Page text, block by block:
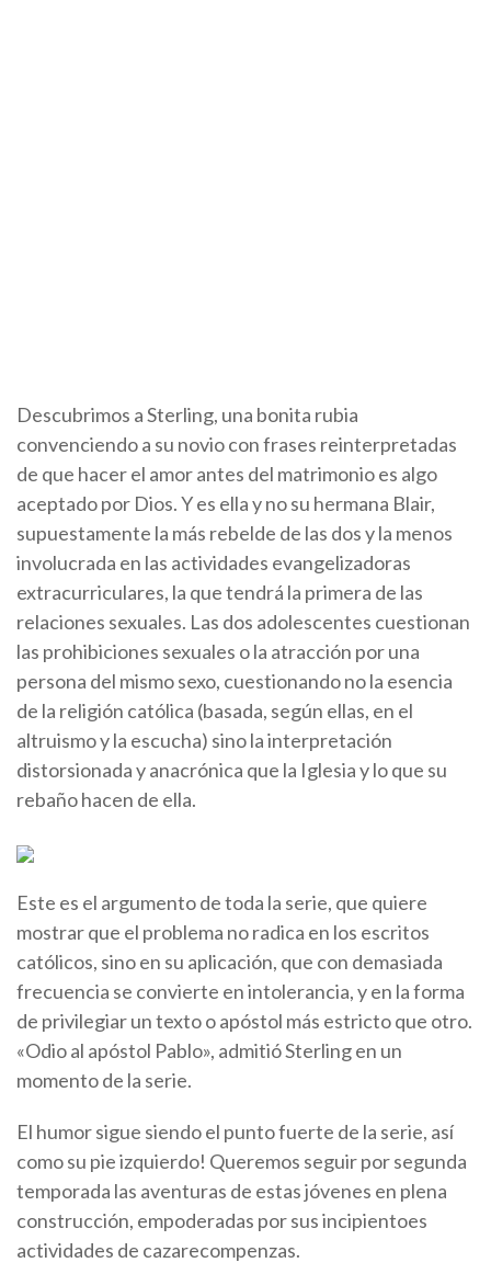
Descubrimos a Sterling, una bonita rubia
convenciendo a su novio con frases reinterpretadas
de que hacer el amor antes del matrimonio es algo
aceptado por Dios. Y es ella y no su hermana Blair,
supuestamente la más rebelde de las dos y la menos
involucrada en las actividades evangelizadoras
extracurriculares, la que tendrá la primera de las
relaciones sexuales. Las dos adolescentes cuestionan
las prohibiciones sexuales o la atracción por una
persona del mismo sexo, cuestionando no la esencia
de la religión católica (basada, según ellas, en el
altruismo y la escucha) sino la interpretación
distorsionada y anacrónica que la Iglesia y lo que su
rebaño hacen de ella.
Este es el argumento de toda la serie, que quiere
mostrar que el problema no radica en los escritos
católicos, sino en su aplicación, que con demasiada
frecuencia se convierte en intolerancia, y en la forma
de privilegiar un texto o apóstol más estricto que otro.
«Odio al apóstol Pablo», admitió Sterling en un
momento de la serie.
El humor sigue siendo el punto fuerte de la serie, así
como su pie izquierdo! Queremos seguir por segunda
temporada las aventuras de estas jóvenes en plena
construcción, empoderadas por sus incipientoes
actividades de cazarecompenzas.